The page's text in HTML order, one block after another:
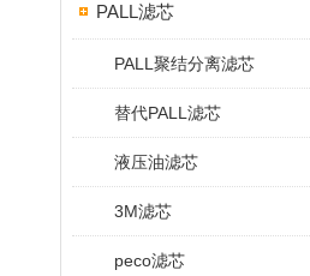
PALL滤芯
PALL聚结分离滤芯
替代PALL滤芯
液压油滤芯
3M滤芯
peco滤芯